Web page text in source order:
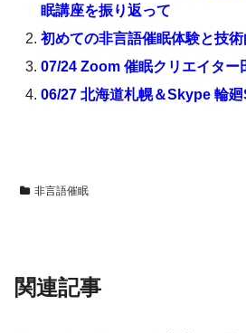
眠講座を振り返って
初めての非言語催眠体験と技
07/24 Zoom 催眠クリエイター
06/27 北海道札幌＆Skype 輪
非言語催眠
関連記事